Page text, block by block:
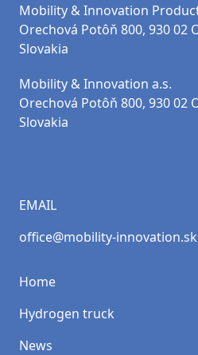
Mobility & Innovation
Orechová Potôň 800, 930 02
Slovakia
Mobility & Innovation a.s.
Orechová Potôň 800, 930 02
Slovakia
EMAIL
office@mobility-innovation.sk
Home
Hydrogen truck
News